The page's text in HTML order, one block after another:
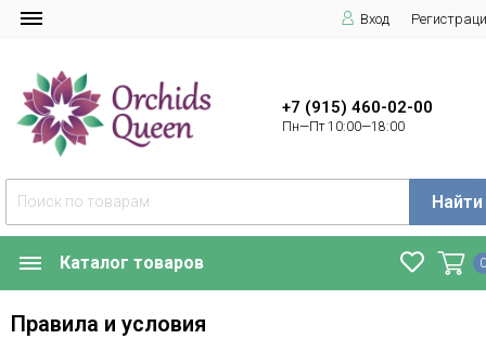
Вход
+7 (915) 460-02-00
Пн—Пт 10:00—18:00
Найти
Каталог товаров
Правила и условия